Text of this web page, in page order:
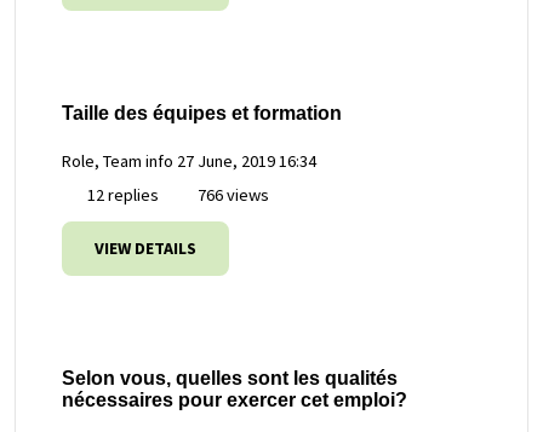
Taille des équipes et formation
Role, Team info 27 June, 2019 16:34
12 replies
766 views
VIEW DETAILS
Selon vous, quelles sont les qualités
nécessaires pour exercer cet emploi?